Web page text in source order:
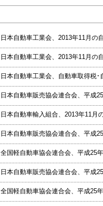
日本自動車工業会、2013年11月の
日本自動車工業会、2013年11月の
日本自動車工業会、自動車取得税
日本自動車販売協会連合会、平成
日本自動車輸入組合、2013年11月
日本自動車販売協会連合会、平成
全国軽自動車協会連合会、平成25
日本自動車販売協会連合会、平成
全国軽自動車協会連合会、平成25